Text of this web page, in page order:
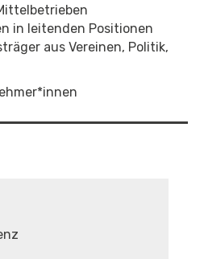
in leitenden Positionen
aus Vereinen, Politik,